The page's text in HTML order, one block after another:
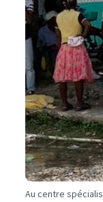
Au centre